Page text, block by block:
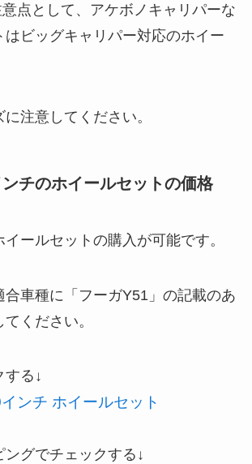
点として、アケボノキャリパーな
はビッグキャリパー対応のホイー
注意してください。
チのホイールセットの価格
ールセットの購入が可能です。
合車種に「フーガY51」の記載のあ
ください。
する↓
ンチ ホイールセット
ングでチェックする↓